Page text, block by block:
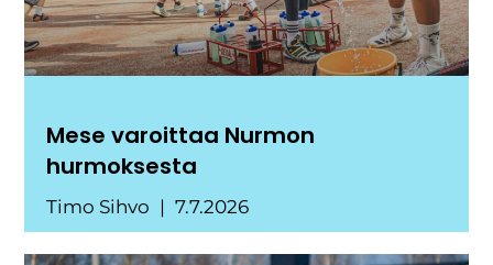
Mese varoittaa Nurmon
hurmoksesta
Timo Sihvo 7.7.2026